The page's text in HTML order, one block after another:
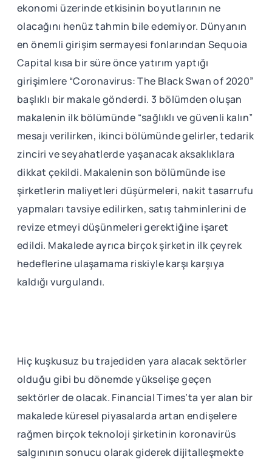
ekonomi üzerinde etkisinin boyutlarının ne
olacağını henüz tahmin bile edemiyor. Dünyanın
en önemli girişim sermayesi fonlarından Sequoia
Capital kısa bir süre önce yatırım yaptığı
girişimlere “Coronavirus: The Black Swan of 2020”
başlıklı bir makale gönderdi. 3 bölümden oluşan
makalenin ilk bölümünde “sağlıklı ve güvenli kalın”
mesajı verilirken, ikinci bölümünde gelirler, tedarik
zinciri ve seyahatlerde yaşanacak aksaklıklara
dikkat çekildi. Makalenin son bölümünde ise
şirketlerin maliyetleri düşürmeleri, nakit tasarrufu
yapmaları tavsiye edilirken, satış tahminlerini de
revize etmeyi düşünmeleri gerektiğine işaret
edildi. Makalede ayrıca birçok şirketin ilk çeyrek
hedeflerine ulaşamama riskiyle karşı karşıya
kaldığı vurgulandı.
Hiç kuşkusuz bu trajediden yara alacak sektörler
olduğu gibi bu dönemde yükselişe geçen
sektörler de olacak. Financial Times’ta yer alan bir
makalede küresel piyasalarda artan endişelere
rağmen birçok teknoloji şirketinin koronavirüs
salgınının sonucu olarak giderek dijitalleşmekte